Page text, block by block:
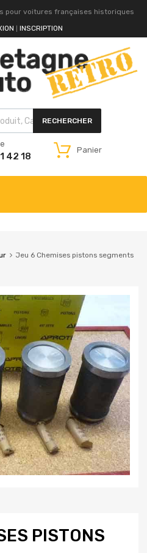
pour voitures françaises historiques
INSCRIPTION
RECHERCHER
42 18
Panier
Jeu 6 Chemises pistons segments
PISTONS